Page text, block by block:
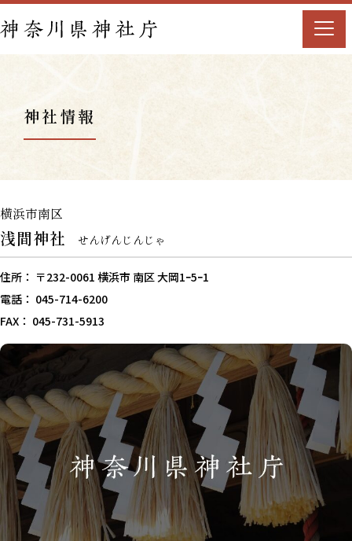
神社情報
横浜市南区
浅間神社 せんげんじんじゃ
住所： 〒232-0061 横浜市 南区 大岡1ｰ5ｰ1
電話： 045-714-6200
FAX： 045-731-5913